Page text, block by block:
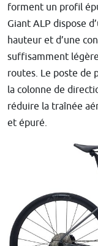
forment un profil
Giant ALP dispose
hauteur et d’une
suffisamment
routes. Le poste de
la colonne de
réduire la traînée
et épuré.